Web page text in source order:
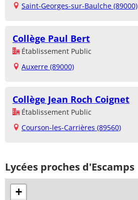
Saint-Georges-sur-Baulche (89000)
Collège Paul Bert
Établissement Public
Auxerre (89000)
Collège Jean Roch Coignet
Établissement Public
Courson-les-Carrières (89560)
Lycées proches d'Escamps
+